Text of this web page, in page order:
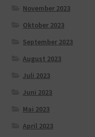
November 2023
Oktober 2023
September 2023
August 2023
Juli 2023
Juni 2023
Mai 2023
April 2023